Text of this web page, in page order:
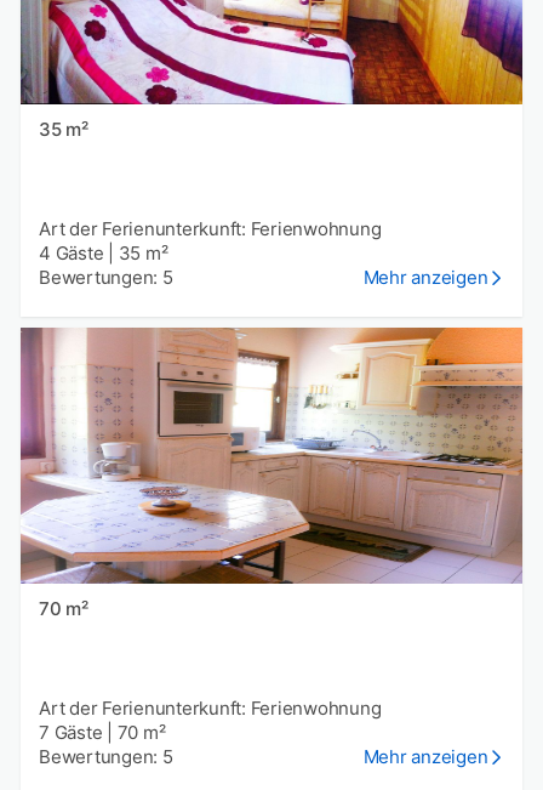
35 m²
Art der Ferienunterkunft: Ferienwohnung
4 Gäste
35 m²
Bewertungen: 5
Mehr anzeigen
70 m²
Art der Ferienunterkunft: Ferienwohnung
7 Gäste
70 m²
Bewertungen: 5
Mehr anzeigen